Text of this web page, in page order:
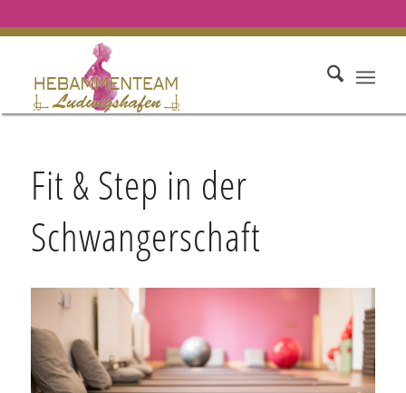
Fit & Step in der
Schwangerschaft